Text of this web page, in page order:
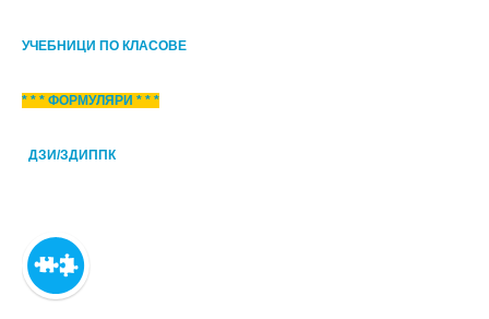
УЧЕБНИЦИ ПО КЛАСОВЕ
* * * ФОРМУЛЯРИ * * *
ДЗИ/ЗДИППК